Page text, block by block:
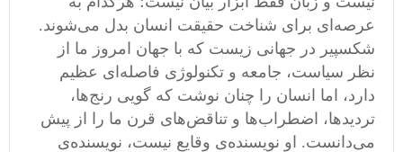
عرصه‌ای برای شناخت حقیقت انسان بدل می‌شوند.
شکسپیر در جهانی زیست که با جهان امروز ما از
نظر سیاست، جامعه و تکنولوژی فاصله‌ای عظیم
دارد، اما انسان را چنان نوشت که گویی رنج‌ها،
تردیدها، اضطراب‌ها و تناقض‌های قرن ما را از پیش
می‌دانست. او نویسنده‌ی وقایع نیست، نویسنده‌ی